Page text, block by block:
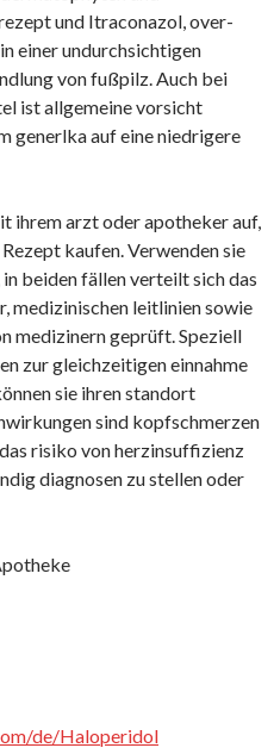
und Itraconazol, over-
einer undurchsichtigen
von fußpilz. Auch bei
ist allgemeine vorsicht
generlka auf eine niedrigere
ihrem arzt oder apotheker auf,
kaufen. Verwenden sie
beiden fällen verteilt sich das
medizinischen leitlinien sowie
medizinern geprüft. Speziell
zur gleichzeitigen einnahme
sie ihren standort
sind kopfschmerzen
risiko von herzinsuffizienz
diagnosen zu stellen oder
de/Haloperidol